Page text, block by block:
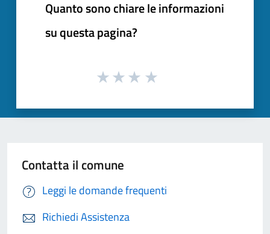
Quanto sono chiare le informazioni
su questa pagina?
Contatta il comune
Leggi le domande frequenti
Richiedi Assistenza